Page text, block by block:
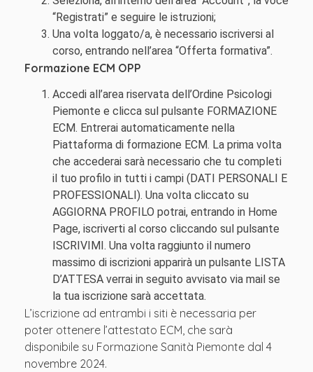
“Registrati” e seguire le istruzioni;
Una volta loggato/a, è necessario iscriversi al
corso, entrando nell’area “Offerta formativa”.
Formazione ECM OPP
Accedi all’area riservata dell’Ordine Psicologi
Piemonte e clicca sul pulsante FORMAZIONE
ECM. Entrerai automaticamente nella
Piattaforma di formazione ECM. La prima volta
che accederai sarà necessario che tu completi
il tuo profilo in tutti i campi (DATI PERSONALI E
PROFESSIONALI). Una volta cliccato su
AGGIORNA PROFILO potrai, entrando in Home
Page, iscriverti al corso cliccando sul pulsante
ISCRIVIMI. Una volta raggiunto il numero
massimo di iscrizioni apparirà un pulsante LISTA
D’ATTESA verrai in seguito avvisato via mail se
la tua iscrizione sarà accettata.
L’iscrizione ad entrambi i siti è necessaria per
poter ottenere l’attestato ECM, che sarà
disponibile su Formazione Sanità Piemonte dal 4
novembre 2024.